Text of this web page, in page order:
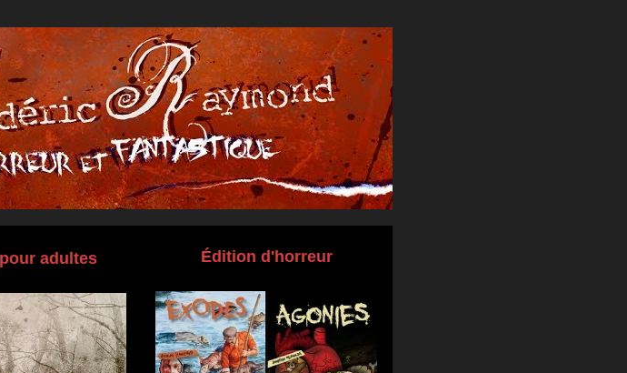
adultes Édition d'horreur